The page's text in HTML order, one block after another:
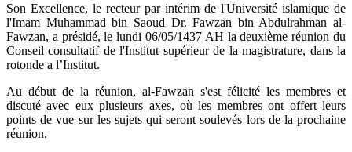
​Son Excellence, le recteur par intérim de l'Université islamique de
l'Imam Muhammad bin Saoud Dr. Fawzan bin Abdulrahman al-
Fawzan, a présidé, le lundi 06/05/1437 AH la deuxième réunion du
Conseil consultatif de l'Institut supérieur de la magistrature, dans la
rotonde a l’Institut.
Au début de la réunion, al-Fawzan s'est félicité les membres et
discuté avec eux plusieurs axes, où les membres ont offert leurs
points de vue sur les sujets qui seront soulevés lors de la prochaine
réunion.